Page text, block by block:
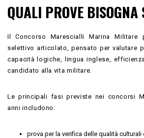
QUALI PROVE BISOGNA
Il Concorso Marescialli Marina Militare
selettivo articolato, pensato per valutare
capacità logiche, lingua inglese,
candidato alla vita militare.
Le principali fasi previste nei concorsi
anni includono:
prova per la verifica delle qualità culturali